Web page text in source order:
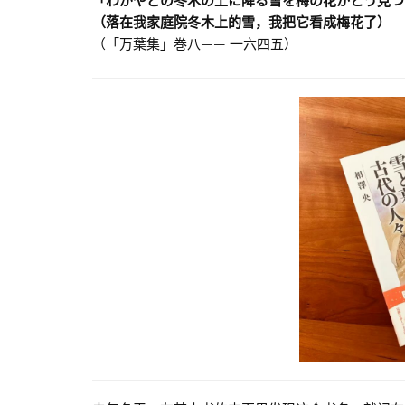
（落在我家庭院冬木上的雪，我把它看成梅花了）
（「万葉集」巻八—— 一六四五）